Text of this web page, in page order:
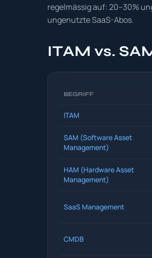
regelmässig auf: 20–30%
ungenutzte SaaS-Abos.
ITAM vs.
BEGRIFF
ITAM
SAM (Software Asset
Management)
HAM (Hardware Asset
Management)
SaaS Management
CMDB